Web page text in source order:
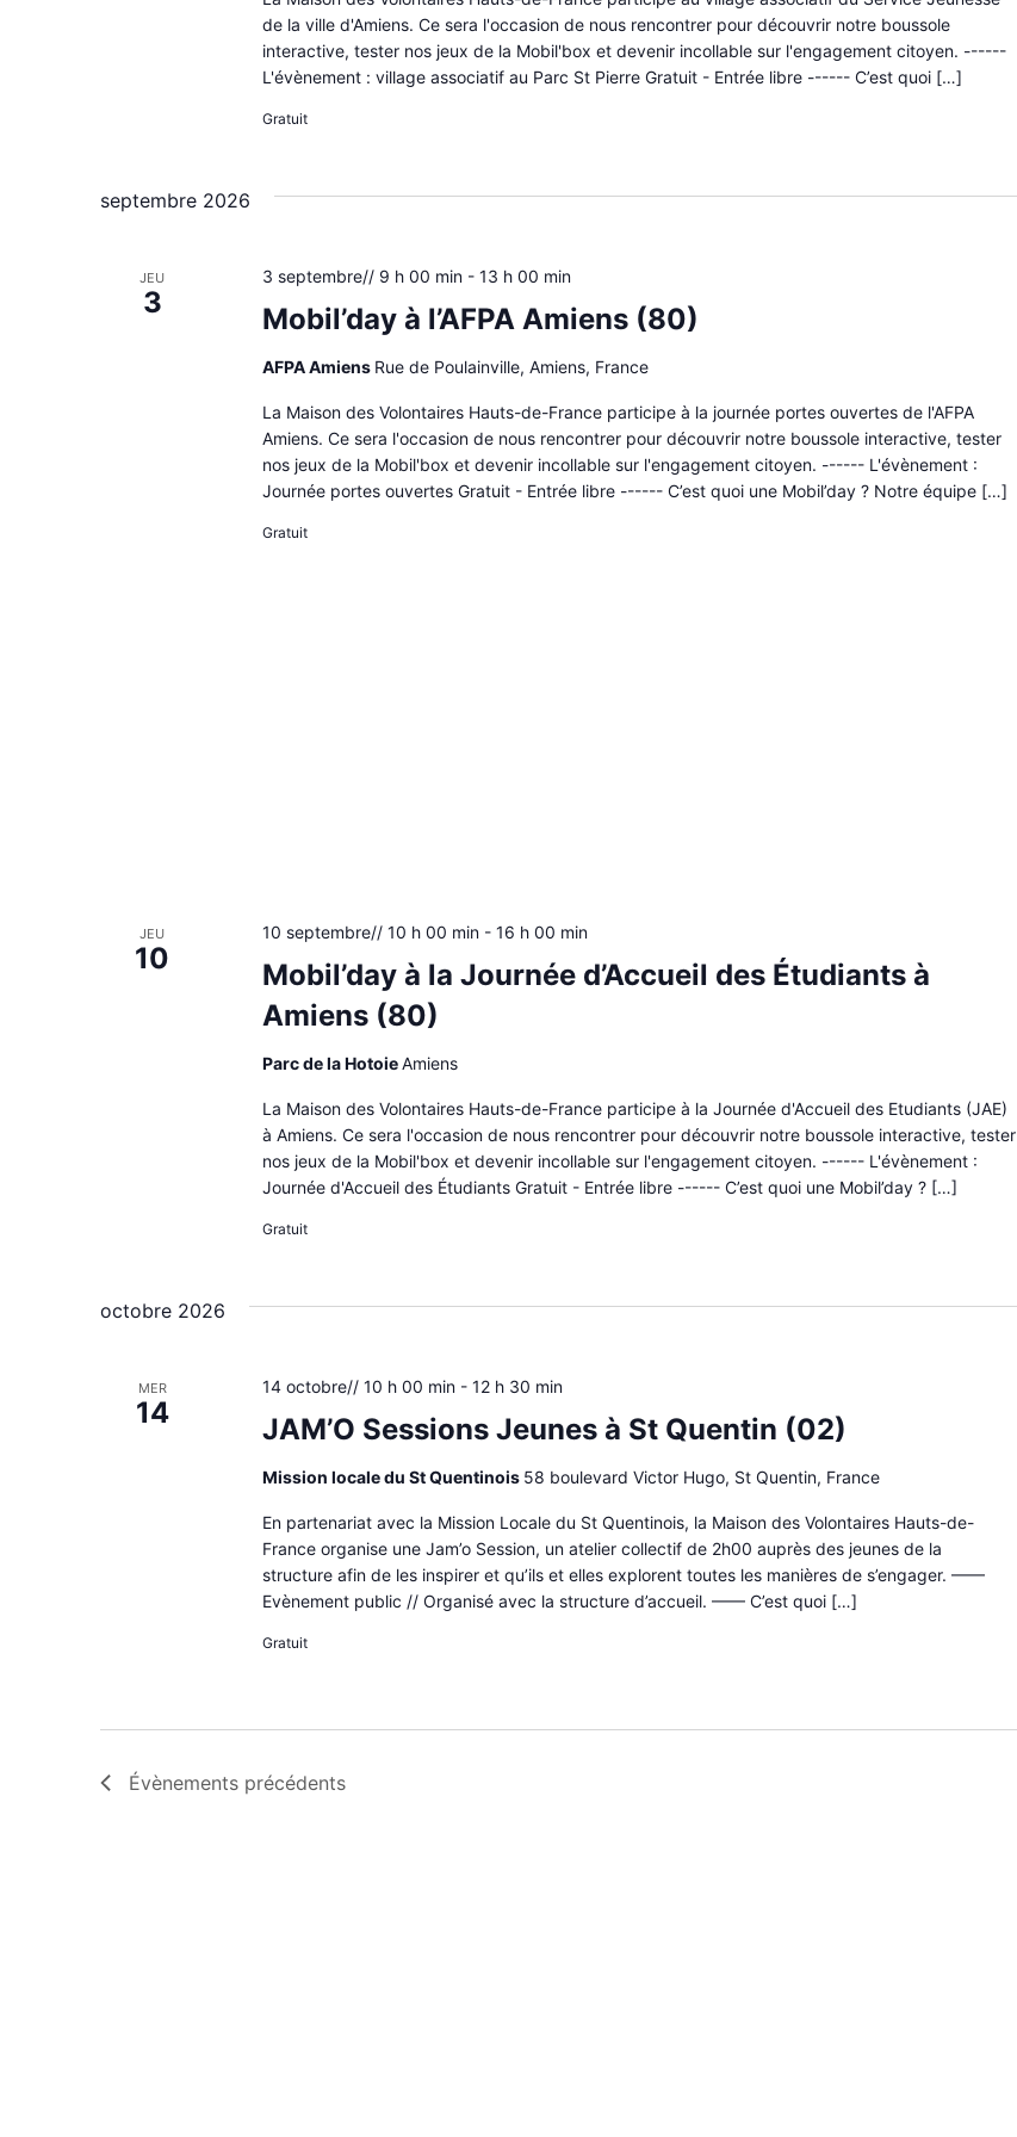
de la ville d'Amiens. Ce sera l'occasion de nous rencontrer pour découvrir notre boussole
interactive, tester nos jeux de la Mobil'box et devenir incollable sur l'engagement citoyen. ------
L'évènement : village associatif au Parc St Pierre Gratuit - Entrée libre ------ C’est quoi […]
Gratuit
septembre 2026
JEU
3 Mobil’day à l’AFPA Amiens (80)
3 septembre// 9 h 00 min- 13 h 00 min
AFPA Amiens Rue de Poulainville, Amiens, France
La Maison des Volontaires Hauts-de-France participe à la journée portes ouvertes de l'AFPA
Amiens. Ce sera l'occasion de nous rencontrer pour découvrir notre boussole interactive, tester
nos jeux de la Mobil'box et devenir incollable sur l'engagement citoyen. ------ L'évènement :
Journée portes ouvertes Gratuit - Entrée libre ------ C’est quoi une Mobil’day ? Notre équipe […]
Gratuit
JEU
10
Mobil’day à la Journée d’Accueil des Étudiants à
Amiens (80)
10 septembre// 10 h 00 min- 16 h 00 min
Parc de la HotoieAmiens
La Maison des Volontaires Hauts-de-France participe à la Journée d'Accueil des Etudiants (JAE)
à Amiens. Ce sera l'occasion de nous rencontrer pour découvrir notre boussole interactive, tester
nos jeux de la Mobil'box et devenir incollable sur l'engagement citoyen. ------ L'évènement :
Journée d'Accueil des Étudiants Gratuit - Entrée libre ------ C’est quoi une Mobil’day ? […]
Gratuit
octobre 2026
MER
14 JAM’O Sessions Jeunes à St Quentin (02)
14 octobre// 10 h 00 min- 12 h 30 min
Mission locale du St Quentinois 58 boulevard Victor Hugo, St Quentin, France
En partenariat avec la Mission Locale du St Quentinois, la Maison des Volontaires Hauts-de-
France organise une Jam’o Session, un atelier collectif de 2h00 auprès des jeunes de la
structure afin de les inspirer et qu’ils et elles explorent toutes les manières de s’engager. ——
Evènement public // Organisé avec la structure d’accueil. —— C’est quoi […]
Gratuit
Évènements précédents